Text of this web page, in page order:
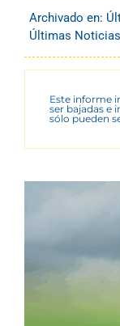
Archivado en:
Últimas Noticias
Este informe
ser bajadas e
sólo pueden